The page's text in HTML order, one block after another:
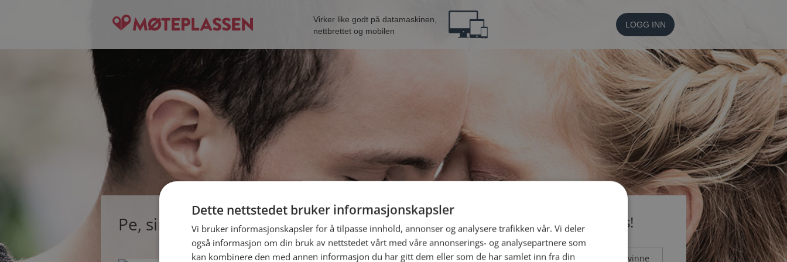
Virker like godt på datamaskinen,
nettbrettet og mobilen
LOGG INN
Pe, single mann fra Årdal Bli medlem gratis!
Jeg er en: Mann Kvinne
Dette nettstedet bruker informasjonskapsler
Vi bruker informasjonskapsler for å tilpasse innhold, annonser og analysere trafikken vår. Vi deler
også informasjon om din bruk av nettstedet vårt med våre annonserings- og analysepartnere som
kan kombinere den med annen informasjon du har gitt dem eller som de har samlet inn fra din